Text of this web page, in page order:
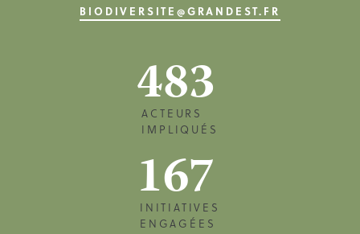
BIODIVERSITE@GRANDEST.FR
483
ACTEURS
IMPLIQUÉS
167
INITIATIVES
ENGAGÉES